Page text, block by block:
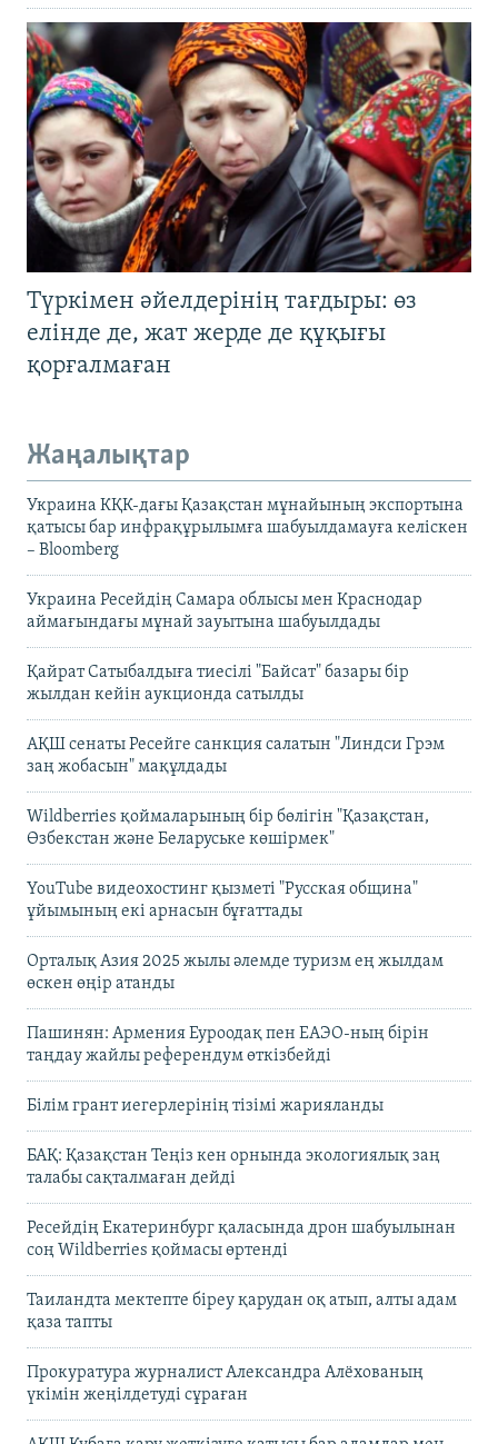
Түркімен әйелдерінің тағдыры: өз
елінде де, жат жерде де құқығы
қорғалмаған
Жаңалықтар
Украина КҚК-дағы Қазақстан мұнайының экспортына
қатысы бар инфрақұрылымға шабуылдамауға келіскен
– Bloomberg
Украина Ресейдің Самара облысы мен Краснодар
аймағындағы мұнай зауытына шабуылдады
Қайрат Сатыбалдыға тиесілі "Байсат" базары бір
жылдан кейін аукционда сатылды
АҚШ сенаты Ресейге санкция салатын "Линдси Грэм
заң жобасын" мақұлдады
Wildberries қоймаларының бір бөлігін "Қазақстан,
Өзбекстан және Беларуське көшірмек"
YouTube видеохостинг қызметі "Русская община"
ұйымының екі арнасын бұғаттады
Орталық Азия 2025 жылы әлемде туризм ең жылдам
өскен өңір атанды
Пашинян: Армения Еуроодақ пен ЕАЭО-ның бірін
таңдау жайлы референдум өткізбейді
Білім грант иегерлерінің тізімі жарияланды
БАҚ: Қазақстан Теңіз кен орнында экологиялық заң
талабы сақталмаған дейді
Ресейдің Екатеринбург қаласында дрон шабуылынан
соң Wildberries қоймасы өртенді
Таиландта мектепте біреу қарудан оқ атып, алты адам
қаза тапты
Прокуратура журналист Александра Алёхованың
үкімін жеңілдетуді сұраған